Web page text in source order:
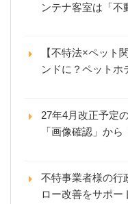
ンテナ客室は「不
【不特法×ペット
ンドに？ペットホ
27年4月改正予定
「画像確認」か
不特事業者様の行
ロー改善をサポー